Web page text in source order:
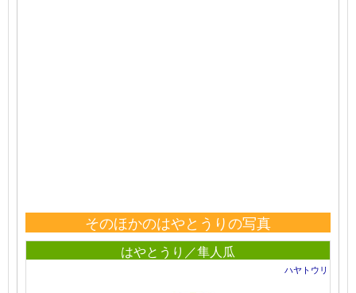
そのほかのはやとうりの写真
はやとうり／隼人瓜
ハヤトウリ